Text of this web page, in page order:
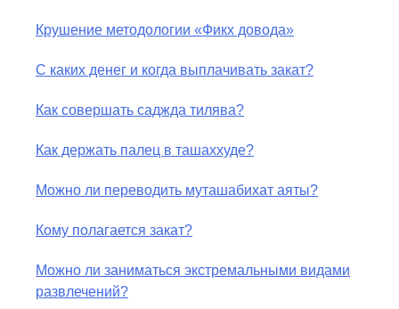
Крушение методологии «Фикх довода»
С каких денег и когда выплачивать закат?
Как совершать саджда тилява?
Как держать палец в ташаххуде?
Можно ли переводить муташабихат аяты?
Кому полагается закат?
Можно ли заниматься экстремальными видами
развлечений?